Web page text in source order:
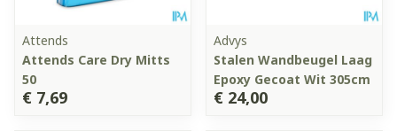
Attends
Attends Care Dry Mitts
50
€ 7,69
Advys
Stalen Wandbeugel Laag
Epoxy Gecoat Wit 305cm
€ 24,00